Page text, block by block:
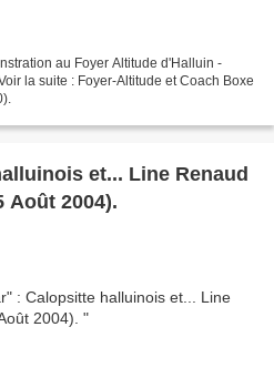
au Foyer Altitude d'Halluin -
la suite : Foyer-Altitude et Coach Boxe
et... Line Renaud
Août 2004).